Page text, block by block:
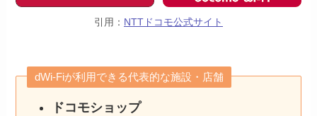
引用： NTTドコモ公式サイト
dWi-Fiが利用できる代表的な施設・店舗
ドコモショップ